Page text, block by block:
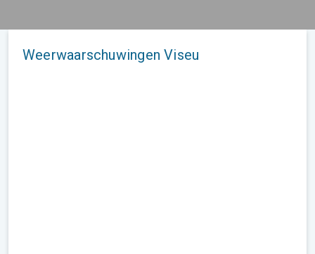
Weerwaarschuwingen Viseu